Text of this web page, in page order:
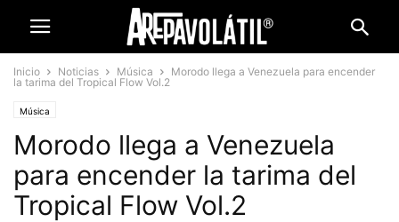
Inicio Noticias Música
Morodo llega a Venezuela para encender
la tarima del Tropical Flow Vol.2
Música
Morodo llega a Venezuela
para encender la tarima del
Tropical Flow Vol.2